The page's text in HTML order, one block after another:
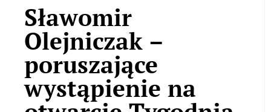
Sławomir
Olejniczak –
poruszające
wystąpienie na